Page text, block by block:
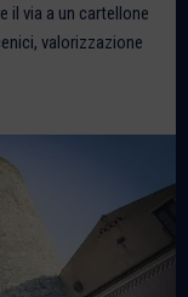
il via a un cartellone
valorizzazione